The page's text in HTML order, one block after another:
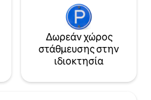
Δωρεάν χώρος
στάθμευσης στην
ιδιοκτησία